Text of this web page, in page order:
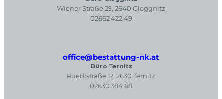
Wiener Straße 29, 2640 Gloggnitz
02662 422 49
office@bestattung-nk.at
Büro Ternitz
Ruedlstraße 12, 2630 Ternitz
02630 384 68